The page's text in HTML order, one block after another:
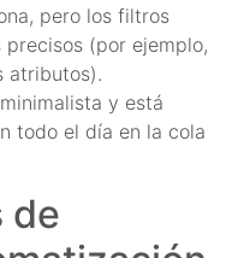
pero los filtros
(por ejemplo,
atributos).
y está
todo el día en la cola
de